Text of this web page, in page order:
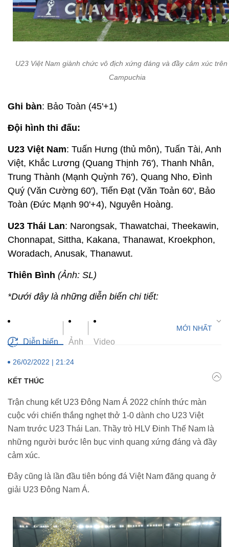
U23 Việt Nam giành chức vô địch xứng đáng và đầy cảm xúc trên
Campuchia
Ghi bàn: Bảo Toàn (45'+1)
Đội hình thi đấu:
U23 Việt Nam: Tuấn Hưng (thủ môn), Tuấn Tài, Anh
Việt, Khắc Lương (Quang Thịnh 76'), Thanh Nhân,
Trung Thành (Mạnh Quỳnh 76'), Quang Nho, Đình
Quý (Văn Cường 60'), Tiến Đạt (Văn Toản 60', Bảo
Toàn (Đức Mạnh 90'+4), Nguyên Hoàng.
U23 Thái Lan: Narongsak, Thawatchai, Theekawin,
Chonnapat, Sittha, Kakana, Thanawat, Kroekphon,
Woradach, Anusak, Thanawut.
Thiên Bình (Ảnh: SL)
*Dưới đây là những diễn biến chi tiết:
Diễn biến Ảnh Video
26/02/2022 | 21:24
KẾT THÚC
Trận chung kết U23 Đông Nam Á 2022 chính thức màn
cuộc với chiến thắng nghẹt thở 1-0 dành cho U23 Việt
Nam trước U23 Thái Lan. Thầy trò HLV Đinh Thế Nam là
những người bước lên bục vinh quang xứng đáng và đầy
cảm xúc.
Đây cũng là lần đầu tiên bóng đá Việt Nam đăng quang ở
giải U23 Đông Nam Á.